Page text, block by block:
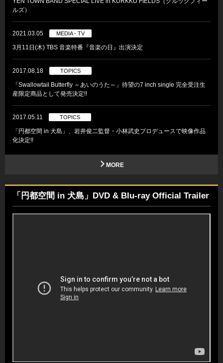
ルズ）
2021.03.05 MEDIA - TV
3月11日(木) TBS 音楽特番『音楽の日』出演決定
2017.08.18 TOPICS
「Swallowtail Butterfly ～あいのうた～」待望の7 inch single 完全受注生
産限定商品として発売決定!!
2017.05.11 TOPICS
「円都空間 in 犬島」、岩井俊二監督・小林武史プロデュースで映像作品
化決定!!
MORE
「円都空間 in 犬島」DVD & Blu-ray Official Trailer